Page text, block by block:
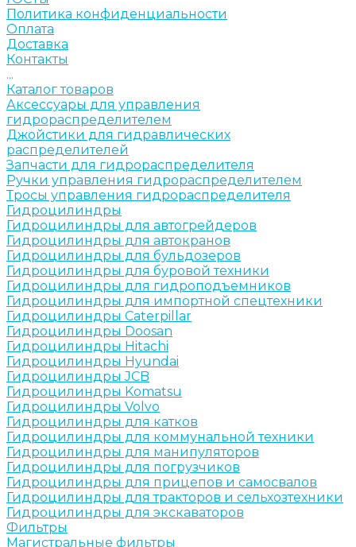
Политика конфиденциальности
Оплата
Доставка
Контакты
...
Каталог товаров
Аксессуары для управления
гидрораспределителем
Джойстики для гидравлических
распределителей
Запчасти для гидрораспределителя
Ручки управления гидрораспределителем
Тросы управления гидрораспределителя
Гидроцилиндры
Гидроцилиндры для автогрейдеров
Гидроцилиндры для автокранов
Гидроцилиндры для бульдозеров
Гидроцилиндры для буровой техники
Гидроцилиндры для гидроподъемников
Гидроцилиндры для импортной спецтехники
Гидроцилиндры Caterpillar
Гидроцилиндры Doosan
Гидроцилиндры Hitachi
Гидроцилиндры Hyundai
Гидроцилиндры JCB
Гидроцилиндры Komatsu
Гидроцилиндры Volvo
Гидроцилиндры для катков
Гидроцилиндры для коммунальной техники
Гидроцилиндры для манипуляторов
Гидроцилиндры для погрузчиков
Гидроцилиндры для прицепов и самосвалов
Гидроцилиндры для тракторов и сельхозтехники
Гидроцилиндры для экскаваторов
Фильтры
Магистральные фильтры